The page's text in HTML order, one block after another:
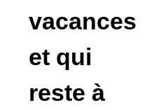
vacances
et qui
reste à